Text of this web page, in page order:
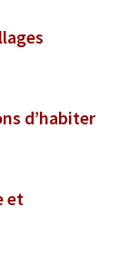
d’habiter
et